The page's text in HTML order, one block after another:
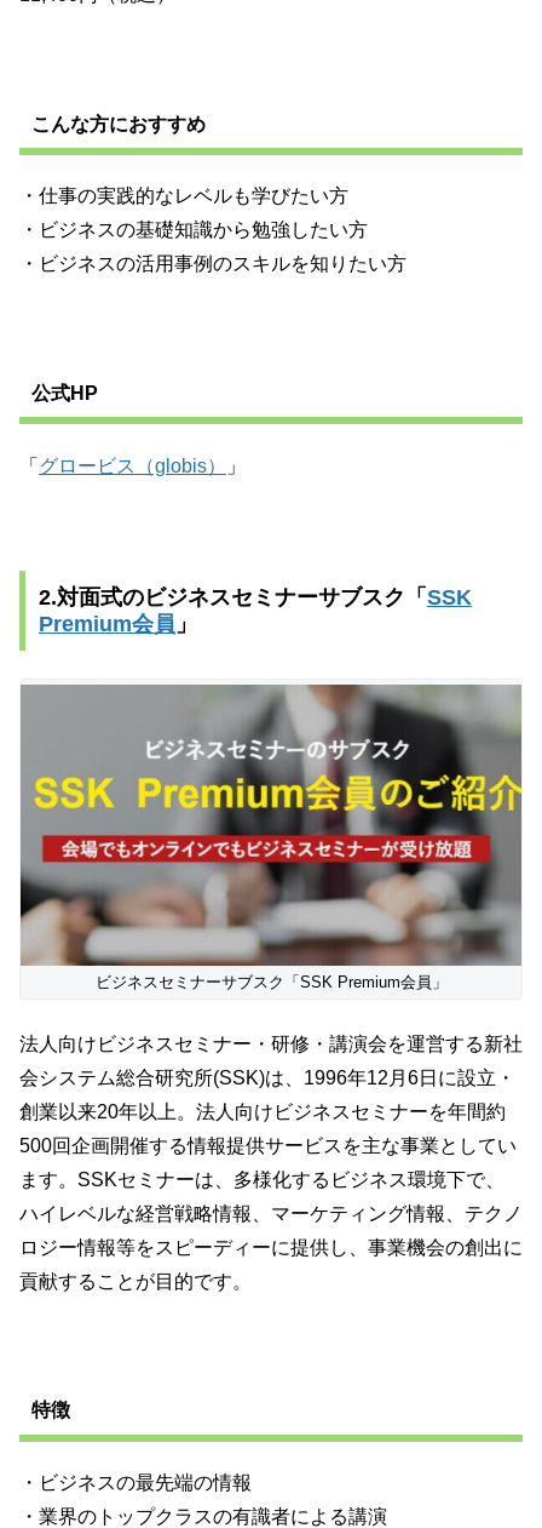
こんな方におすすめ
・仕事の実践的なレベルも学びたい方
・ビジネスの基礎知識から勉強したい方
・ビジネスの活用事例のスキルを知りたい方
公式HP
「 グロービス（globis） 」
2.対面式のビジネスセミナーサブスク「 SSK
Premium会員 」
ビジネスセミナーサブスク「SSK Premium会員」
法人向けビジネスセミナー・研修・講演会を運営する新社
会システム総合研究所(SSK)は、1996年12月6日に設立・
創業以来20年以上。法人向けビジネスセミナーを年間約
500回企画開催する情報提供サービスを主な事業としてい
ます。SSKセミナーは、多様化するビジネス環境下で、
ハイレベルな経営戦略情報、マーケティング情報、テクノ
ロジー情報等をスピーディーに提供し、事業機会の創出に
貢献することが目的です。
特徴
・ビジネスの最先端の情報
・業界のトップクラスの有識者による講演